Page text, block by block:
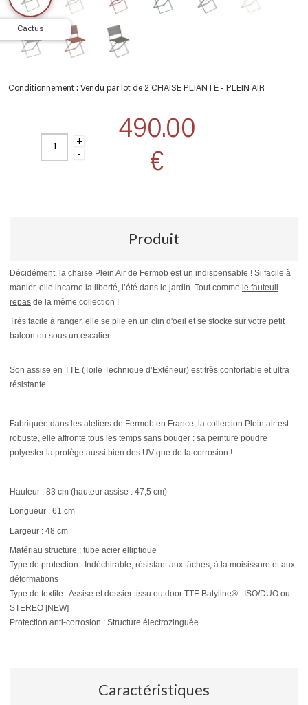
cactus
Conditionnement : Vendu par lot de 2 CHAISE PLIANTE - PLEIN AIR
+
-
490.00
€
Produit
Décidément, la chaise Plein Air de Fermob est un indispensable ! Si facile à
manier, elle incarne la liberté, l’été dans le jardin. Tout comme le fauteuil
repas de la même collection !
Très facile à ranger, elle se plie en un clin d'oeil et se stocke sur votre petit
balcon ou sous un escalier.
Son assise en TTE (Toile Technique d’Extérieur) est très confortable et ultra
résistante.
Fabriquée dans les ateliers de Fermob en France, la collection Plein air est
robuste, elle affronte tous les temps sans bouger : sa peinture poudre
polyester la protège aussi bien des UV que de la corrosion !
Hauteur : 83 cm (hauteur assise : 47,5 cm)
Longueur : 61 cm
Largeur : 48 cm
Matériau structure : tube acier elliptique
Type de protection : Indéchirable, résistant aux tâches, à la moisissure et aux
déformations
Type de textile : Assise et dossier tissu outdoor TTE Batyline® : ISO/DUO ou
STEREO [NEW]
Protection anti-corrosion : Structure électrozinguée
Caractéristiques